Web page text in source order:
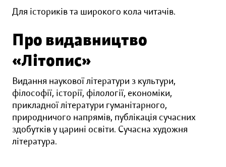
Для істориків та широкого кола читачів.
Про видавництво
«Літопис»
Видання наукової літератури з культури,
філософії, історії, філології, економіки,
прикладної літератури гуманітарного,
природничого напрямів, публікація сучасних
здобутків у царині освіти. Сучасна художня
література.